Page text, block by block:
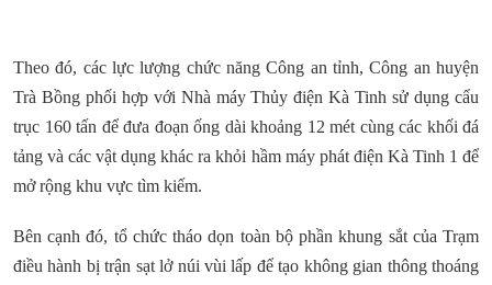
Theo đó, các lực lượng chức năng Công an tỉnh, Công an huyện
Trà Bồng phối hợp với Nhà máy Thủy điện Kà Tinh sử dụng cẩu
trục 160 tấn để đưa đoạn ống dài khoảng 12 mét cùng các khối đá
tảng và các vật dụng khác ra khỏi hầm máy phát điện Kà Tinh 1 để
mở rộng khu vực tìm kiếm.
Bên cạnh đó, tổ chức tháo dọn toàn bộ phần khung sắt của Trạm
điều hành bị trận sạt lở núi vùi lấp để tạo không gian thông thoáng